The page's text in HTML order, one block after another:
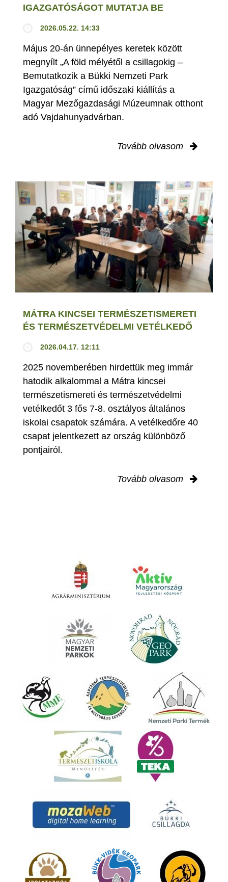
IGAZGATÓSÁGOT MUTATJA BE
2026.05.22. 14:33
Május 20-án ünnepélyes keretek között
megnyílt „A föld mélyétől a csillagokig –
Bemutatkozik a Bükki Nemzeti Park
Igazgatóság” című időszaki kiállítás a
Magyar Mezőgazdasági Múzeumnak otthont
adó Vajdahunyadvárban.
Tovább olvasom
MÁTRA KINCSEI TERMÉSZETISMERETI
ÉS TERMÉSZETVÉDELMI VETÉLKEDŐ
2026.04.17. 12:11
2025 novemberében hirdettük meg immár
hatodik alkalommal a Mátra kincsei
természetismereti és természetvédelmi
vetélkedőt 3 fős 7-8. osztályos általános
iskolai csapatok számára. A vetélkedőre 40
csapat jelentkezett az ország különböző
pontjairól.
Tovább olvasom